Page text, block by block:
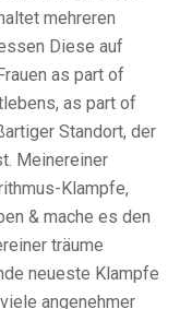
mehreren
Diese auf
as part of
as part of
Standort, der
Meinereiner
Klampfe,
& mache es den
träume
neueste Klampfe
angenehmer